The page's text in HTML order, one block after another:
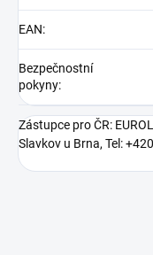
EAN:
Bezpečnostní
pokyny:
Zástupce pro ČR:
Slavkov u Brna, Tel: